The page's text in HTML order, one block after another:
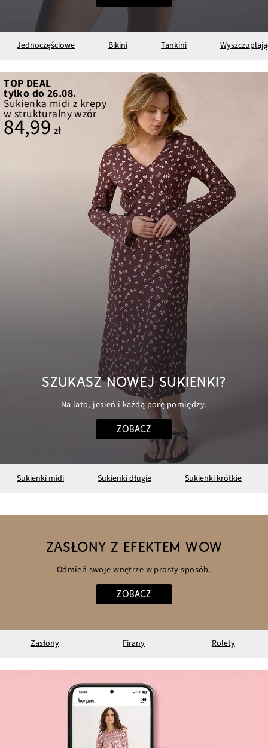
Jednoczęściowe Bikini Tankini
SZUKASZ NOWEJ SUKIENKI?
Na lato, jesień i każdą porę pomiędzy.
ZOBACZ
TOP DEAL
tylko do 26.08.
Sukienka midi z krepy
w strukturalny wzór
84,99 zł
Sukienki midi Sukienki długie Sukienki krótkie
ZASŁONY Z EFEKTEM WOW
Odmień swoje wnętrze w prosty sposób.
ZOBACZ
Zasłony Firany Rolety